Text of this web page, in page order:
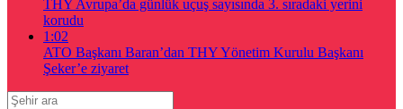
THY Avrupa’da günlük uçuş sayısında 3. sıradaki yerini
korudu
1:02
ATO Başkanı Baran’dan THY Yönetim Kurulu Başkanı
Şeker’e ziyaret